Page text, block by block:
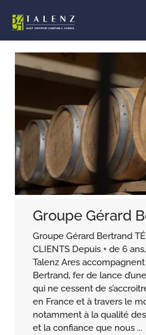
contenu
Groupe Gérard
Groupe Gérard Bertrand
CLIENTS Depuis + de 6
Talenz Ares
Bertrand, fer de lance
qui ne cessent de
en France et à travers le
notamment à la qualité
et la confiance que nous ...